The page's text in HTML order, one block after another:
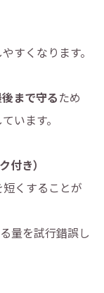
すくなります。
まで守るため
います。
付き）
くすることが
量を試行錯誤し